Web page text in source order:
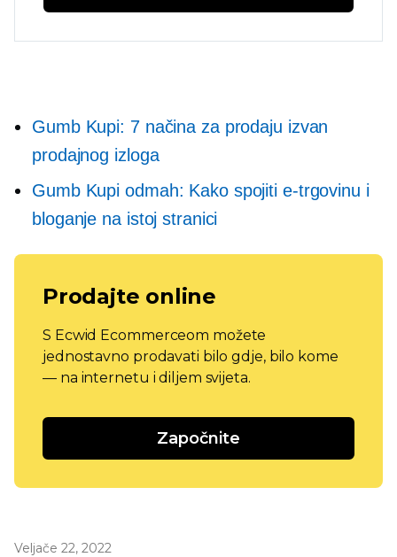
Gumb Kupi: 7 načina za prodaju izvan
prodajnog izloga
Gumb Kupi odmah: Kako spojiti e-trgovinu i
bloganje na istoj stranici
Prodajte online
S Ecwid Ecommerceom možete
jednostavno prodavati bilo gdje, bilo kome
— na internetu i diljem svijeta.
Započnite
Veljače 22, 2022